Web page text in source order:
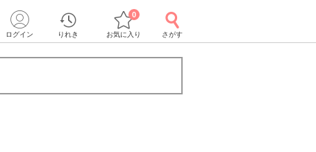
ログイン りれき お気に入り
0
さがす